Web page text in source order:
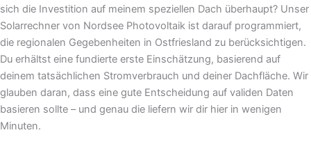
sich die Investition auf meinem speziellen Dach überhaupt? Unser
Solarrechner von Nordsee Photovoltaik ist darauf programmiert,
die regionalen Gegebenheiten in Ostfriesland zu berücksichtigen.
Du erhältst eine fundierte erste Einschätzung, basierend auf
deinem tatsächlichen Stromverbrauch und deiner Dachfläche. Wir
glauben daran, dass eine gute Entscheidung auf validen Daten
basieren sollte – und genau die liefern wir dir hier in wenigen
Minuten.